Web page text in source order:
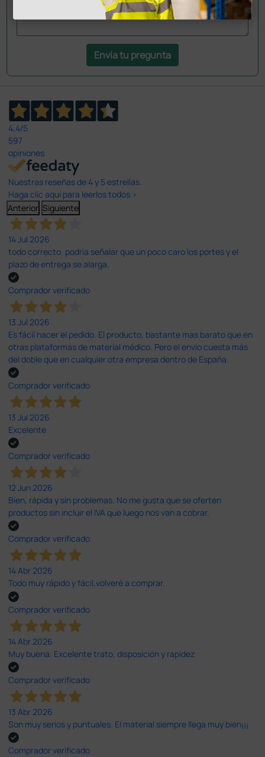
Envía tu pregunta
4,4/5
597
opiniones
Nuestras reseñas de 4 y 5 estrellas.
Haga clic aquí para leerlos todos >
Anterior Siguiente
14 Jul 2026
todo correcto. podria señalar que un poco caro los portes y el
plazo de entrega se alarga.
Comprador verificado
13 Jul 2026
Es fácil hacer el pedido. El producto, bastante mas barato que en
otras plataformas de material médico. Pero el envío cuesta más
del doble que en cualquier otra empresa dentro de España.
Comprador verificado
13 Jul 2026
Excelente
Comprador verificado
12 Jun 2026
Bien, rápida y sin problemas. No me gusta que se oferten
productos sin incluir el IVA que luego nos van a cobrar.
Comprador verificado
14 Abr 2026
Todo muy rápido y fácil,volveré a comprar.
Comprador verificado
14 Abr 2026
Muy buena. Excelente trato, disposición y rapidez
Comprador verificado
13 Abr 2026
Son muy serios y puntuales. El material siempre llega muy bien¡¡¡
Comprador verificado